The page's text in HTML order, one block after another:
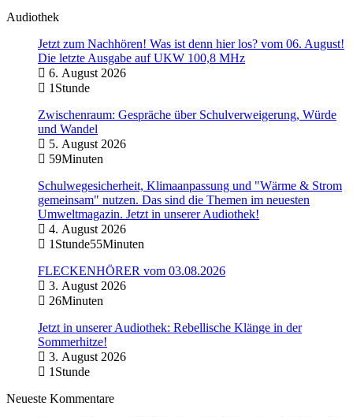
Audiothek
Jetzt zum Nachhören! Was ist denn hier los? vom 06. August!
Die letzte Ausgabe auf UKW 100,8 MHz
6. August 2026
1Stunde
Zwischenraum: Gespräche über Schulverweigerung, Würde
und Wandel
5. August 2026
59Minuten
Schulwegesicherheit, Klimaanpassung und "Wärme & Strom
gemeinsam" nutzen. Das sind die Themen im neuesten
Umweltmagazin. Jetzt in unserer Audiothek!
4. August 2026
1Stunde55Minuten
FLECKENHÖRER vom 03.08.2026
3. August 2026
26Minuten
Jetzt in unserer Audiothek: Rebellische Klänge in der
Sommerhitze!
3. August 2026
1Stunde
Neueste Kommentare